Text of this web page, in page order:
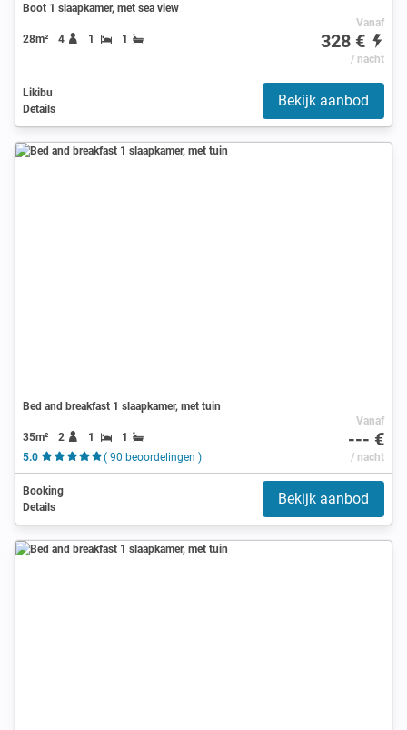
Boot 1 slaapkamer, met sea view
28m² 4 1 1
Vanaf
328 €
/ nacht
Likibu
Details
Bekijk aanbod
Bed and breakfast 1 slaapkamer, met tuin
35m² 2 1
1
5.0
( 90 beoordelingen )
Vanaf
--- €
/ nacht
Booking
Details
Bekijk aanbod